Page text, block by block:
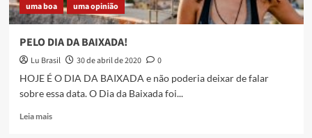
uma boa uma opinião
PELO DIA DA BAIXADA!
Lu Brasil 30 de abril de 2020
0
HOJE É O DIA DA BAIXADA e não poderia deixar de falar
sobre essa data. O Dia da Baixada foi...
Leia maisRead